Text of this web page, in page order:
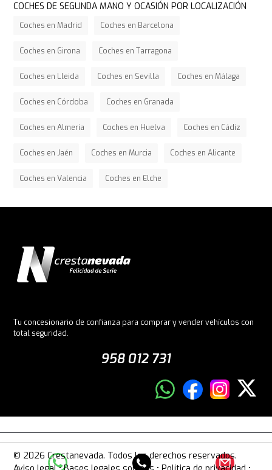
COCHES DE SEGUNDA MANO Y OCASIÓN POR LOCALIZACIÓN
Coches en Madrid Coches en Barcelona
Coches en Girona Coches en Tarragona
Coches en Lleida Coches en Sevilla Coches en Málaga
Coches en Córdoba Coches en Granada
Coches en Almería Coches en Huelva Coches en Cádiz
Coches en Jaén Coches en Murcia Coches en Alicante
Coches en Valencia Coches en Elche
Tu concesionario de confianza para comprar y vender vehículos con
total seguridad.
958 012 731
© 2026 Crestanevada. Todos los derechos reservados.